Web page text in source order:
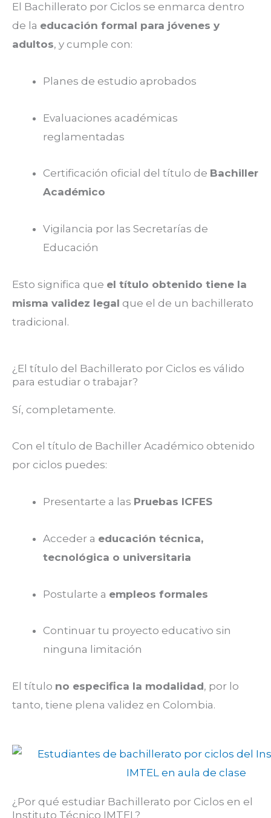
El Bachillerato por Ciclos se enmarca dentro
de la educación formal para jóvenes y
adultos, y cumple con:
Planes de estudio aprobados
Evaluaciones académicas
reglamentadas
Certificación oficial del título de Bachiller
Académico
Vigilancia por las Secretarías de
Educación
Esto significa que el título obtenido tiene la
misma validez legal que el de un bachillerato
tradicional.
¿El título del Bachillerato por Ciclos es válido
para estudiar o trabajar?
Sí, completamente.
Con el título de Bachiller Académico obtenido
por ciclos puedes:
Presentarte a las Pruebas ICFES
Acceder a educación técnica,
tecnológica o universitaria
Postularte a empleos formales
Continuar tu proyecto educativo sin
ninguna limitación
El título no especifica la modalidad, por lo
tanto, tiene plena validez en Colombia.
¿Por qué estudiar Bachillerato por Ciclos en el
Instituto Técnico IMTEL?